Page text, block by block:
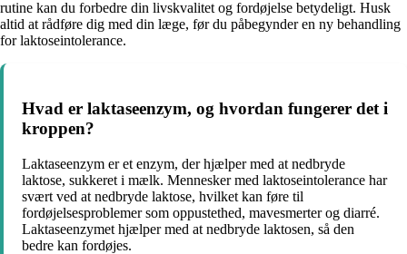
rutine kan du forbedre din livskvalitet og fordøjelse betydeligt. Husk
altid at rådføre dig med din læge, før du påbegynder en ny behandling
for laktoseintolerance.
Hvad er laktaseenzym, og hvordan fungerer det i
kroppen?
Laktaseenzym er et enzym, der hjælper med at nedbryde
laktose, sukkeret i mælk. Mennesker med laktoseintolerance har
svært ved at nedbryde laktose, hvilket kan føre til
fordøjelsesproblemer som oppustethed, mavesmerter og diarré.
Laktaseenzymet hjælper med at nedbryde laktosen, så den
bedre kan fordøjes.